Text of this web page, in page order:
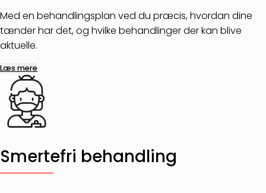
Med en behandlingsplan ved du præcis, hvordan dine
tænder har det, og hvilke behandlinger der kan blive
aktuelle.
Læs mere
Smertefri behandling